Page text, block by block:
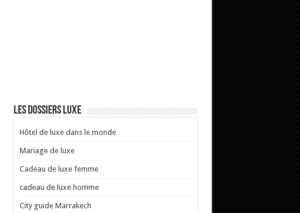
Les dossiers Luxe
Hôtel de luxe dans le monde
Mariage de luxe
Cadeau de luxe femme
cadeau de luxe homme
City guide Marrakech